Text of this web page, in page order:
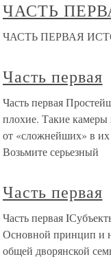
ЧАСТЬ
ЧАСТЬ ПЕРВАЯ
Часть первая
Часть первая
плохие. Такие
от «сложнейших» в
Возьмите серьезный
Часть первая
Часть первая
Основной принцип и
общей дворянской